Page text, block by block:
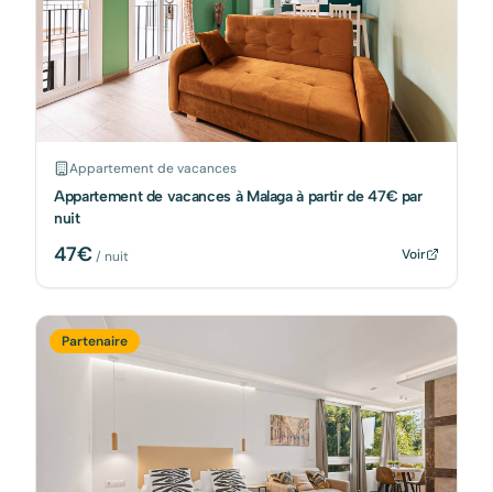
Appartement de vacances
Appartement de vacances à Malaga à partir de 47€ par
nuit
47€/ nuit Voir
Partenaire